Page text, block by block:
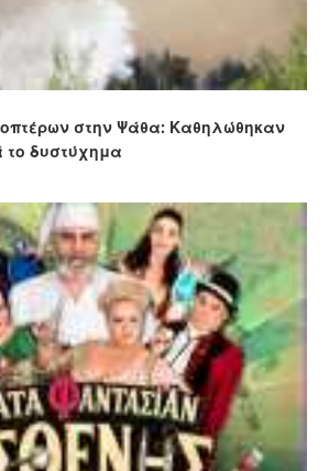
στην Ψάθα: Καθηλώθηκαν
το δυστύχημα